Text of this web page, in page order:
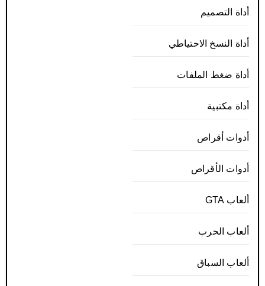
أداة التصميم
أداة النسخ الاحتياطي
أداة ضغط الملفات
أداة مكتبية
أدوات أقراص
أدوات الأقراص
ألعاب GTA
ألعاب الحرب
ألعاب السباق